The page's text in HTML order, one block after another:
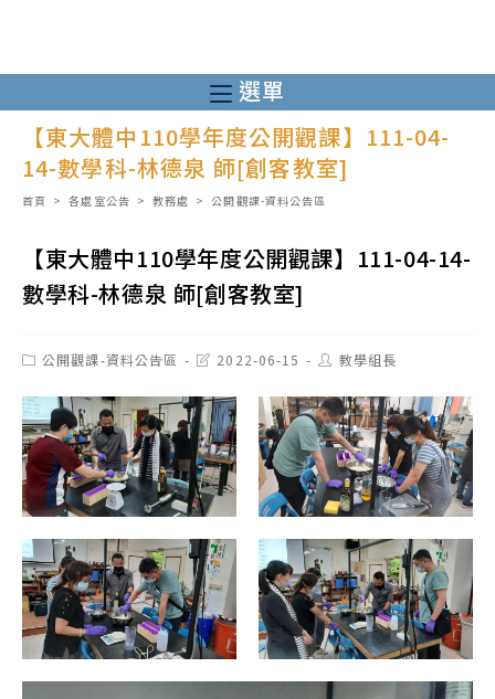
至
主
選單
【東大體中110學年度公開觀課】111-04-
14-數學科-林德泉 師[創客教室]
首頁 > 各處室公告 > 教務處 > 公開觀課-資料公告區
【東大體中110學年度公開觀課】111-04-14-
數學科-林德泉 師[創客教室]
Post公開觀課-資料公告區
Post2022-06-15
Post教學組長